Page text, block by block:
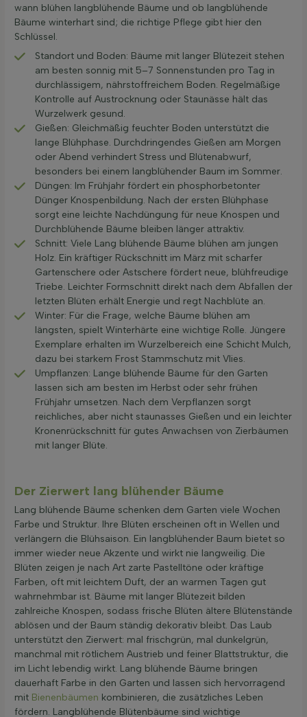
wann blühen langblühende Bäume und ob langblühende
Bäume winterhart sind; die richtige Pflege gibt hier den
Schlüssel.
Standort und Boden: Bäume mit langer Blütezeit stehen
am besten sonnig mit 5–7 Sonnenstunden pro Tag in
durchlässigem, nährstoffreichem Boden. Regelmäßige
Kontrolle auf Austrocknung oder Staunässe hält das
Wurzelwerk gesund.
Gießen: Gleichmäßig feuchter Boden unterstützt die
lange Blühphase. Durchdringendes Gießen am Morgen
oder Abend verhindert Stress und Blütenabwurf,
besonders bei einem langblühender Baum im Sommer.
Düngen: Im Frühjahr fördert ein phosphorbetonter
Dünger Knospenbildung. Nach der ersten Blühphase
sorgt eine leichte Nachdüngung für neue Knospen und
Durchblühende Bäume bleiben länger attraktiv.
Schnitt: Viele Lang blühende Bäume blühen am jungen
Holz. Ein kräftiger Rückschnitt im März mit scharfer
Gartenschere oder Astschere fördert neue, blühfreudige
Triebe. Leichter Formschnitt direkt nach dem Abfallen der
letzten Blüten erhält Energie und regt Nachblüte an.
Winter: Für die Frage, welche Bäume blühen am
längsten, spielt Winterhärte eine wichtige Rolle. Jüngere
Exemplare erhalten im Wurzelbereich eine Schicht Mulch,
dazu bei starkem Frost Stammschutz mit Vlies.
Umpflanzen: Lange blühende Bäume für den Garten
lassen sich am besten im Herbst oder sehr frühen
Frühjahr umsetzen. Nach dem Verpflanzen sorgt
reichliches, aber nicht staunasses Gießen und ein leichter
Kronenrückschnitt für gutes Anwachsen von Zierbäumen
mit langer Blüte.
Der Zierwert lang blühender Bäume
Lang blühende Bäume schenken dem Garten viele Wochen
Farbe und Struktur. Ihre Blüten erscheinen oft in Wellen und
verlängern die Blühsaison. Ein langblühender Baum bietet so
immer wieder neue Akzente und wirkt nie langweilig. Die
Blüten zeigen je nach Art zarte Pastelltöne oder kräftige
Farben, oft mit leichtem Duft, der an warmen Tagen gut
wahrnehmbar ist. Bäume mit langer Blütezeit bilden
zahlreiche Knospen, sodass frische Blüten ältere Blütenstände
ablösen und der Baum ständig dekorativ bleibt. Das Laub
unterstützt den Zierwert: mal frischgrün, mal dunkelgrün,
manchmal mit rötlichem Austrieb und feiner Blattstruktur, die
im Licht lebendig wirkt. Lang blühende Bäume bringen
dauerhaft Farbe in den Garten und lassen sich hervorragend
mit Bienenbäumen kombinieren, die zusätzliches Leben
fördern. Langblühende Blütenbäume sind wichtige